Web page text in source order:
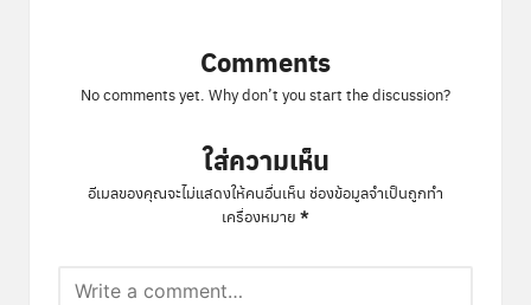
Comments
No comments yet. Why don’t you start the discussion?
ใส่ความเห็น
อีเมลของคุณจะไม่แสดงให้คนอื่นเห็น ช่องข้อมูลจำเป็นถูกทำ
เครื่องหมาย *